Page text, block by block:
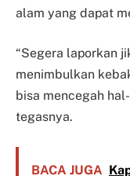
alam yang dapat
“Segera laporkan
menimbulkan
bisa mencegah
tegasnya.
BACA JUGA